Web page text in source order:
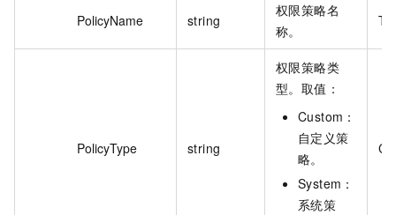
PolicyName string
权限策略名
称。
PolicyType string
权限策略类
型。取值：
Custom：
自定义策
略。
System：
系统策